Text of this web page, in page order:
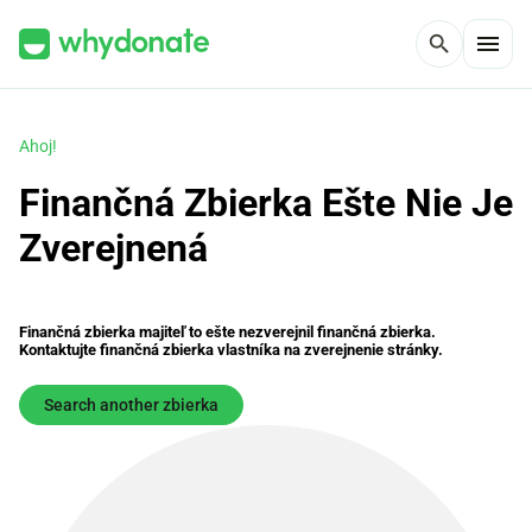
search menu
Ahoj!
Finančná Zbierka Ešte Nie Je
Zverejnená
Finančná zbierka majiteľ to ešte nezverejnil finančná zbierka.
Kontaktujte finančná zbierka vlastníka na zverejnenie stránky.
Search another zbierka